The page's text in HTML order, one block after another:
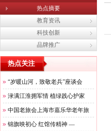
热点摘要
教育资讯
科技创新
品牌推广
热点关注
“岁暖山河，致敬老兵”座谈会
渌满江淮拥军情 植绿践心护家
中国老旅会上海市嘉乐华老年旅
锦旗映初心 红馆传精神 —